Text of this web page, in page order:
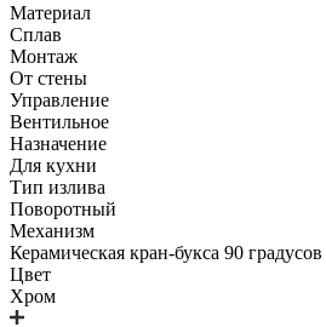
Материал
Сплав
Монтаж
От стены
Управление
Вентильное
Назначение
Для кухни
Тип излива
Поворотный
Механизм
Керамическая кран-букса 90 градусов
Цвет
Хром